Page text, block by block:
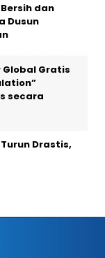
dan
Dusun
Global Gratis
secara
Drastis,